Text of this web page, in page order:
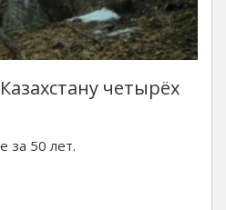
четырёх
за 50 лет.